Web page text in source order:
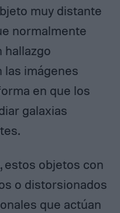
muy distante
normalmente
hallazgo
las imágenes
en que los
galaxias
estos objetos con
o distorsionados
que actúan